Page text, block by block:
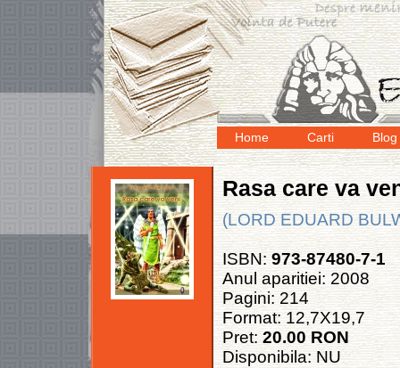
Home Carti Blog
Rasa care va
(LORD EDUARD
ISBN: 973-87480-7-1
Anul aparitiei: 2008
Pagini: 214
Format: 12,7X19,7
Pret: 20.00 RON
Disponibila: NU